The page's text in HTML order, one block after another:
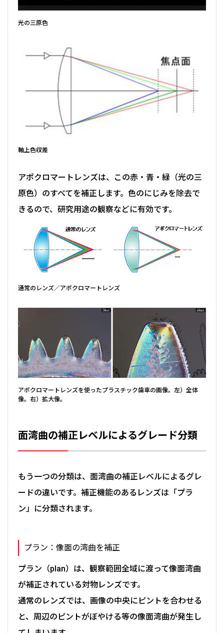
光の三原色
軸上色収差
アポクロマートレンズは、この赤・青・緑（光の三
原色）のすべてを補正します。色のにじみを除去で
きるので、研究用途の観察などに有効です。
通常のレンズ／アポクロマートレンズ
アポクロマートレンズを使ったプラスチック歯車の画像。左）全体
像。右）拡大像。
面湾曲の補正レベルによるグレード分類
もう一つの分類は、面湾曲の補正レベルによるグレ
ードの違いです。補正機能のあるレンズは「プラ
ン」に分類されます。
プラン：像面の湾曲を補正
プラン（plan）は、観察範囲全域に渡って像面湾曲
が補正されている対物レンズです。
通常のレンズでは、画像の中央にピントを合わせる
と、周辺のピントがぼやける等の像面湾曲が発生し